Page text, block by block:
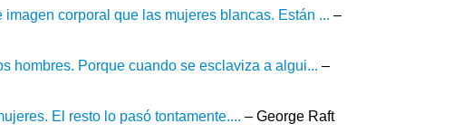
corporal que las mujeres blancas. Están ... –
hombres. Porque cuando se esclaviza a algui... –
El resto lo pasó tontamente.... – George Raft